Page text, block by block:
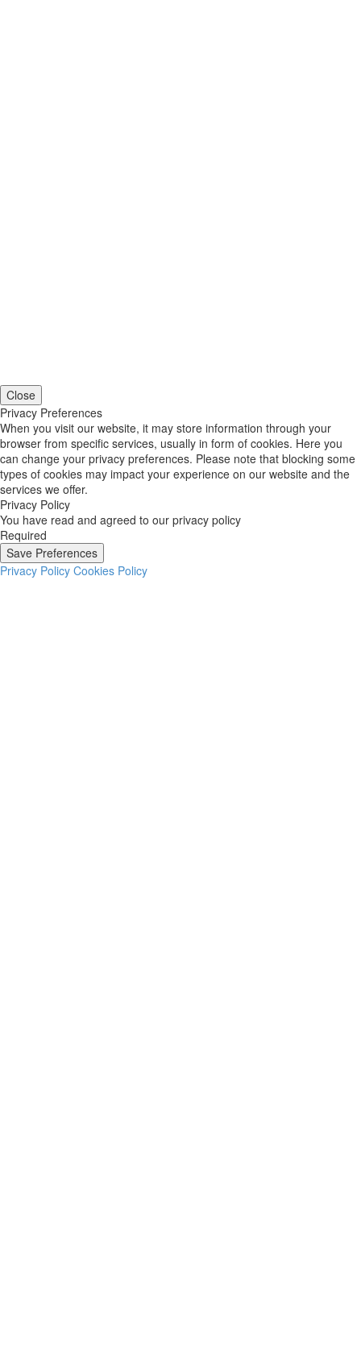
Close
Privacy Preferences
When you visit our website, it may store information through your
browser from specific services, usually in form of cookies. Here you
can change your privacy preferences. Please note that blocking some
types of cookies may impact your experience on our website and the
services we offer.
Privacy Policy
You have read and agreed to our privacy policy
Required
Save Preferences
Privacy Policy Cookies Policy